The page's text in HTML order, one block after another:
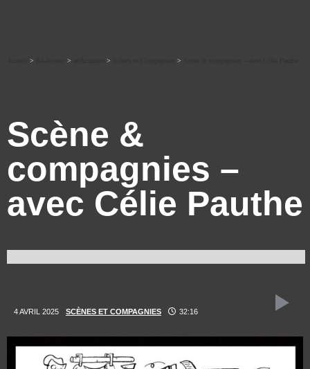
> > > >
Scène &
compagnies –
avec Célie Pauthe
4 AVRIL 2025 SCÈNES ET COMPAGNIES 32:16